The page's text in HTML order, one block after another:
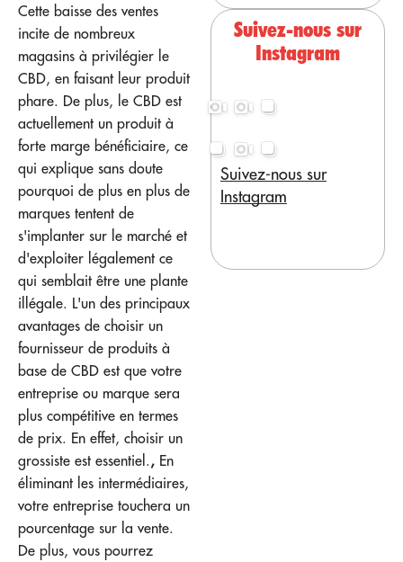
Cette baisse des ventes
incite de nombreux
magasins à privilégier le
CBD, en faisant leur produit
phare. De plus, le CBD est
actuellement un produit à
forte marge bénéficiaire, ce
qui explique sans doute
pourquoi de plus en plus de
marques tentent de
s'implanter sur le marché et
d'exploiter légalement ce
qui semblait être une plante
illégale. L'un des principaux
avantages de choisir un
fournisseur de produits à
base de CBD est que votre
entreprise ou marque sera
plus compétitive en termes
de prix. En effet, choisir un
grossiste est essentiel. , En
éliminant les intermédiaires,
votre entreprise touchera un
pourcentage sur la vente.
De plus, vous pourrez
Suivez-nous sur
Instagram
Suivez-nous sur
Instagram